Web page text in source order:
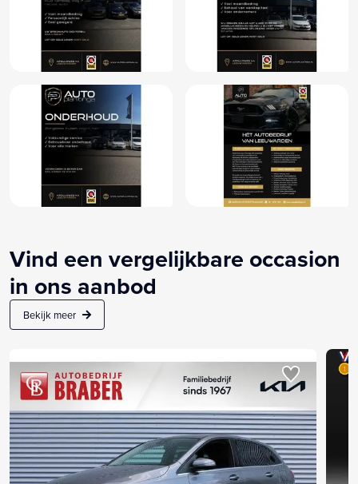
Vind een vergelijkbare occasion
in ons aanbod
Bekijk meer